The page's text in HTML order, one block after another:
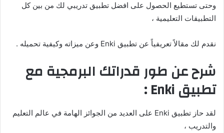
وحتى تستطيع الحصول على افضل تطبيق تدريبي لك من بين كل
التطبيقات التعليمية ،
نقدم لك مقالاً تعريفياً عن تطبيق Enki وعن ميزاته وكيفية تحميله .
شرح عن طور قدراتك البرمجية مع
تطبيق Enki :
لقد حاز تطبيق Enki على العديد من الجوائز الهامة في عالم التعليم
والتدريب ،